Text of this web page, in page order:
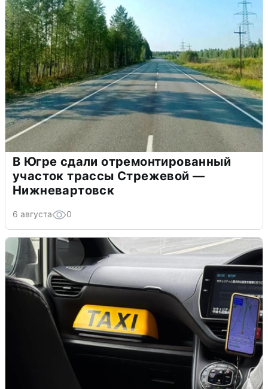
В Югре сдали отремонтированный
участок трассы Стрежевой —
Нижневартовск
6 августа 0